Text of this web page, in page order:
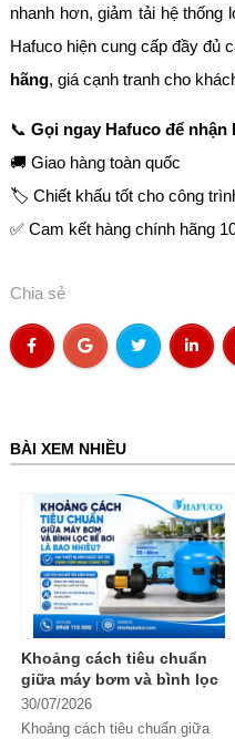
nhanh hơn, giảm tải hệ thống
Hafuco hiện cung cấp đầy đủ
hãng, giá cạnh tranh cho
📞 Gọi ngay Hafuco để nhận
🚚 Giao hàng toàn quốc
🏷️ Chiết khấu tốt cho công
✅ Cam kết hàng chính hãng
Chia sẻ
BÀI XEM NHIỀU
Khoảng cách tiêu chuẩn
giữa máy bơm và bình lọc
bể bơi là bao nhiêu?
30/07/2026
Khoảng cách tiêu chuẩn giữa